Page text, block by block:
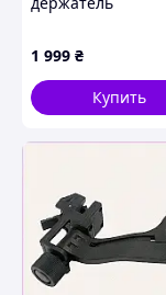
М88, 9X02B5M889
1 999 ₴
Купить